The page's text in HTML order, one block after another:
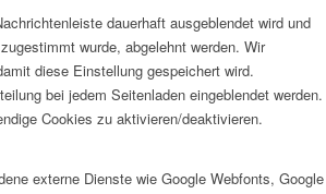
dauerhaft ausgeblendet wird und
wurde, abgelehnt werden. Wir
diese Einstellung gespeichert wird.
bei jedem Seitenladen eingeblendet werden.
Cookies zu aktivieren/deaktivieren.
externe Dienste wie Google Webfonts, Google